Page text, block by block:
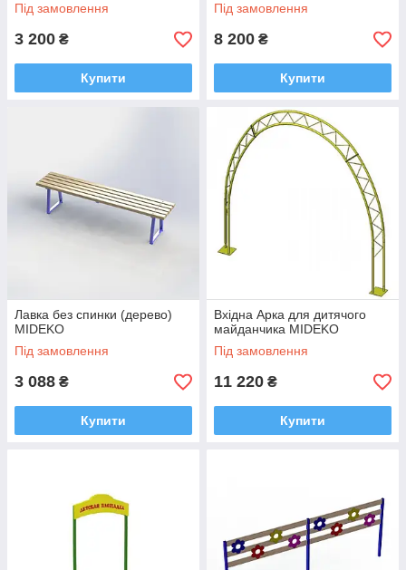
Під замовлення
3 200 ₴
Купити
Під замовлення
8 200 ₴
Купити
Лавка без спинки (дерево)
MIDEKO
Під замовлення
3 088 ₴
Купити
Вхідна Арка для дитячого
майданчика MIDEKO
Під замовлення
11 220 ₴
Купити